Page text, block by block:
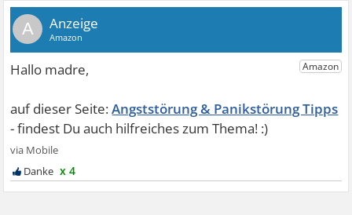
A
Angststörung & Panikstörung Tipps
x 4